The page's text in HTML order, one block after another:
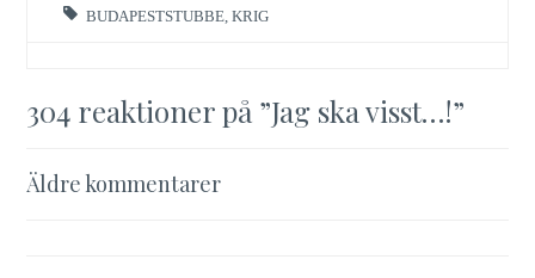
BUDAPESTSTUBBE ,KRIG
304 reaktioner på ”Jag ska visst…!”
Kommentarsnavigering
Äldre kommentarer